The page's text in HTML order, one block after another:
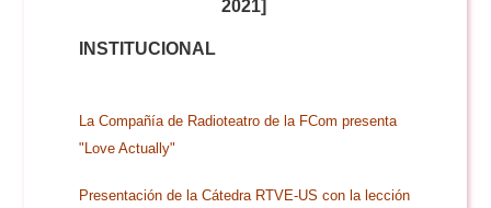
Publicidad y RR.PP
Periodismo
Publicidad y RR.PP
Comunicación Audiovisual
Secretaría Virtual
#miTFG
#YoPractico
2021]
INSTITUCIONAL
La Compañía de Radioteatro de la FCom presenta
"Love Actually"
Presentación de la Cátedra RTVE-US con la lección